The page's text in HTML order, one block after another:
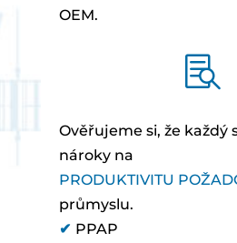
OEM.

Ověřujeme si, že každý
nároky na
PRODUKTIVITU
průmyslu.
✔ PPAP